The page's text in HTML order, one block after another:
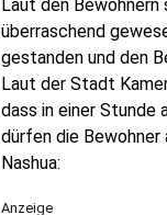
Laut den Bewohnern
überraschend
gestanden und den
Laut der Stadt
dass in einer Stunde
dürfen die Bewohner
Nashua:
Anzeige